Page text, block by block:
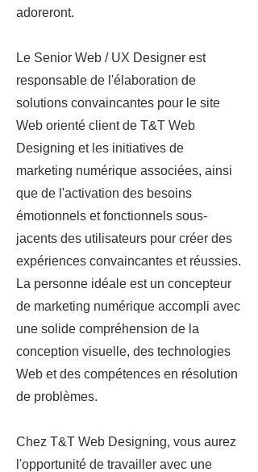
adoreront.
Le Senior Web / UX Designer est
responsable de l'élaboration de
solutions convaincantes pour le site
Web orienté client de T&T Web
Designing et les initiatives de
marketing numérique associées, ainsi
que de l'activation des besoins
émotionnels et fonctionnels sous-
jacents des utilisateurs pour créer des
expériences convaincantes et réussies.
La personne idéale est un concepteur
de marketing numérique accompli avec
une solide compréhension de la
conception visuelle, des technologies
Web et des compétences en résolution
de problèmes.
Chez T&T Web Designing, vous aurez
l'opportunité de travailler avec une